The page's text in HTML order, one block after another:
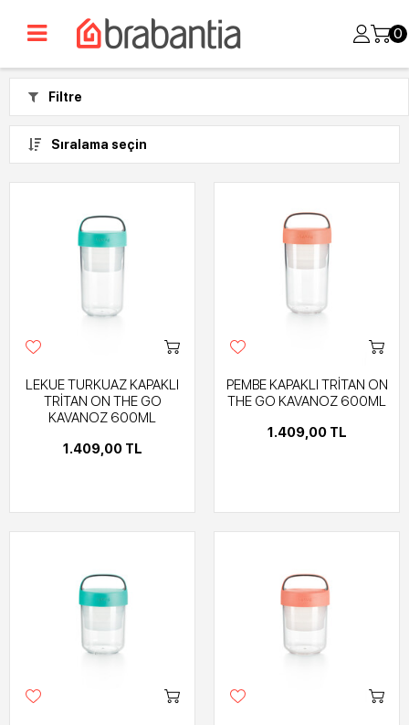
0
Filtre
Sıralama seçin
LEKUE TURKUAZ KAPAKLI
TRİTAN ON THE GO
KAVANOZ 600ML
1.409,00 TL
PEMBE KAPAKLI TRİTAN ON
THE GO KAVANOZ 600ML
1.409,00 TL